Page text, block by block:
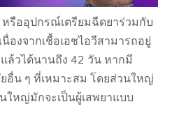
หรืออุปกรณ์เตรียมฉีดยาร่วมกับ
นื่องจากเชื้อเอชไอวีสามารถอยู่
ล้วได้นานถึง 42 วัน หากมี
น ๆ ที่เหมาะสม โดยส่วนใหญ่
ใหญ่มักจะเป็นผู้เสพยาแบบ